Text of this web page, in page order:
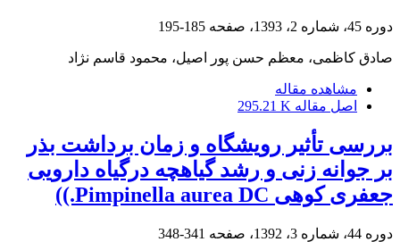
دوره 45، شماره 2، 1393، صفحه 185-195
صادق کاظمی، معظم حسن پور اصیل، محمود قاسم نژاد
مشاهده مقاله
اصل مقاله 295.21 K
بررسی تأثیر رویشگاه و زمان برداشت بذر
بر جوانه زنی و رشد گیاهچه درگیاه دارویی
جعفری کوهی Pimpinella aurea DC.))
دوره 44، شماره 3، 1392، صفحه 341-348